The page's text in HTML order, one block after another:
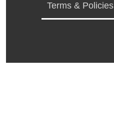
Terms & Policies